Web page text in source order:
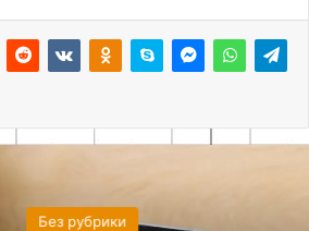
Без рубрики